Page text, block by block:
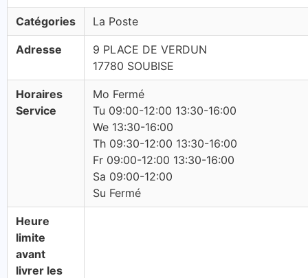
Catégories La Poste
Adresse
9 PLACE DE VERDUN
17780 SOUBISE
Horaires
Service
Mo Fermé
Tu 09:00-12:00 13:30-16:00
We 13:30-16:00
Th 09:30-12:00 13:30-16:00
Fr 09:00-12:00 13:30-16:00
Sa 09:00-12:00
Su Fermé
Heure
limite
avant
livrer les